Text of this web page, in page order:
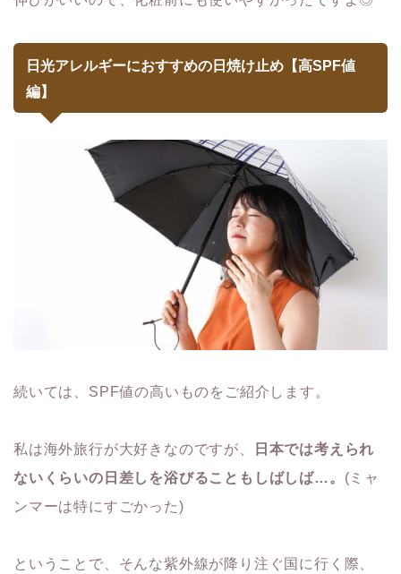
日光アレルギーにおすすめの日焼け止め【高SPF値
編】
続いては、SPF値の高いものをご紹介します。
私は海外旅行が大好きなのですが、
日本では考えられ
ないくらいの日差しを浴びることもしばしば…。 (ミャ
ンマーは特にすごかった)
ということで、そんな紫外線が降り注ぐ国に行く際、